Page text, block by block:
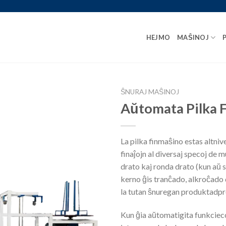
HEJMO MAŜINOJ
ŜNURAJ MAŜINOJ
Aŭtomata Pilka
La pilka finmaŝino estas
finaĵojn al diversaj specoj de
drato kaj ronda drato (kun aŭ
kerno ĝis tranĉado,
la tutan ŝnuregan
Kun ĝia aŭtomatigita